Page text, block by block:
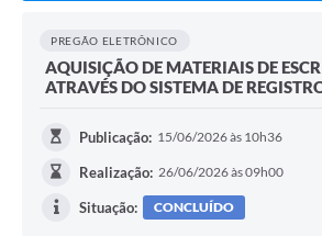
PREGÃO ELETRÔNICO
AQUISIÇÃO DE MATERIAIS DE
ATRAVÉS DO SISTEMA DE
Publicação: 15/06/2026 às 10h36
Realização: 26/06/2026 às 09h00
Situação: CONCLUÍDO